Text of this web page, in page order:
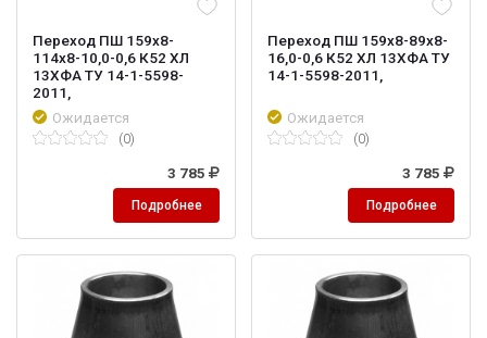
Переход ПШ 159х8-
114х8-10,0-0,6 К52 ХЛ
13ХФА ТУ 14-1-5598-
2011,
Ожидается
(0)
3 785
Подробнее
Переход ПШ 159х8-89х8-
16,0-0,6 К52 ХЛ 13ХФА ТУ
14-1-5598-2011,
Ожидается
(0)
3 785
Подробнее